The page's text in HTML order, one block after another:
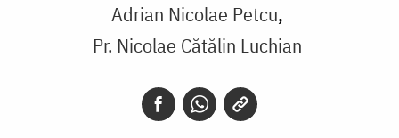
Adrian Nicolae Petcu
Pr. Nicolae Cătălin Luchian